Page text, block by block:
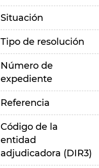
Situación
Tipo de resolución
Número de
expediente
Referencia
Código de la
entidad
adjudicadora (DIR3)